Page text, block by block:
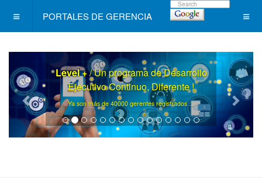
PORTALES DE GERENCIA
Level +/ Un programa de Desarrollo
Ejecutivo Continuo, Diferente !
Ya son más de 40000 gerentes registrados ...